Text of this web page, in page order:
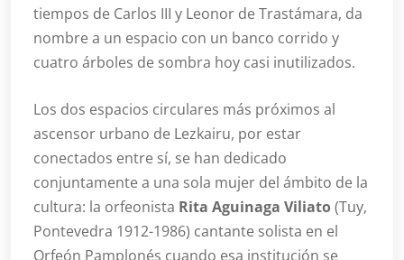
tiempos de Carlos III y Leonor de Trastámara, da
nombre a un espacio con un banco corrido y
cuatro árboles de sombra hoy casi inutilizados.
Los dos espacios circulares más próximos al
ascensor urbano de Lezkairu, por estar
conectados entre sí, se han dedicado
conjuntamente a una sola mujer del ámbito de la
cultura: la orfeonista Rita Aguinaga Viliato(Tuy,
Pontevedra 1912-1986) cantante solista en el
Orfeón Pamplonés cuando esa institución se